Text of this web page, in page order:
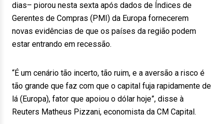
dias– piorou nesta sexta após dados de Índices de
Gerentes de Compras (PMI) da Europa fornecerem
novas evidências de que os países da região podem
estar entrando em recessão.
“É um cenário tão incerto, tão ruim, e a aversão a risco é
tão grande que faz com que o capital fuja rapidamente de
lá (Europa), fator que apoiou o dólar hoje”, disse à
Reuters Matheus Pizzani, economista da CM Capital.